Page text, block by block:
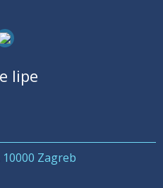
lipe
Zagreb